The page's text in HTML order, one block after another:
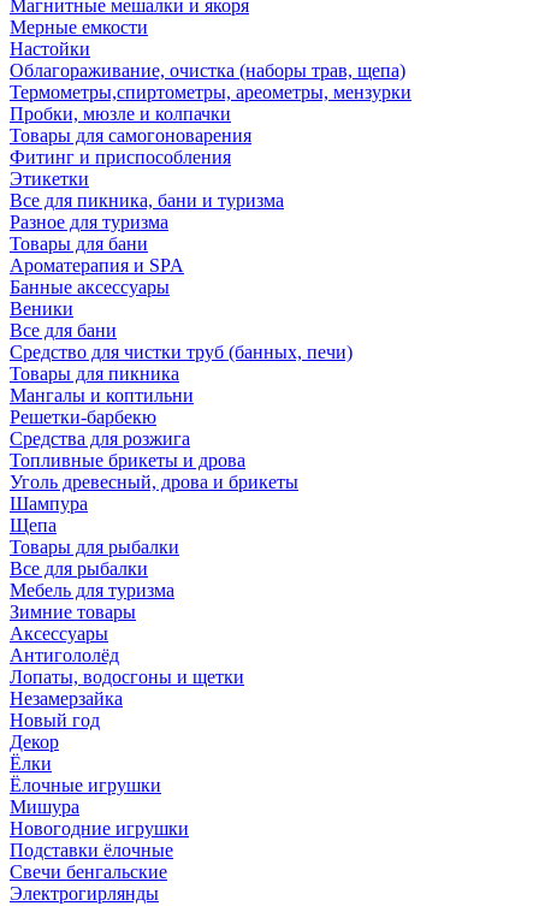
Магнитные мешалки и якоря
Мерные емкости
Настойки
Облагораживание, очистка (наборы трав, щепа)
Термометры,спиртометры, ареометры, мензурки
Пробки, мюзле и колпачки
Товары для самогоноварения
Фитинг и приспособления
Этикетки
Все для пикника, бани и туризма
Разное для туризма
Товары для бани
Ароматерапия и SPA
Банные аксессуары
Веники
Все для бани
Средство для чистки труб (банных, печи)
Товары для пикника
Мангалы и коптильни
Решетки-барбекю
Средства для розжига
Топливные брикеты и дрова
Уголь древесный, дрова и брикеты
Шампура
Щепа
Товары для рыбалки
Все для рыбалки
Мебель для туризма
Зимние товары
Аксессуары
Антигололёд
Лопаты, водосгоны и щетки
Незамерзайка
Новый год
Декор
Ёлки
Ёлочные игрушки
Мишура
Новогодние игрушки
Подставки ёлочные
Свечи бенгальские
Электрогирлянды